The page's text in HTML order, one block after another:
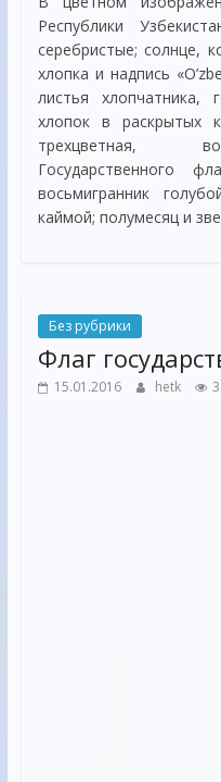
Республики
серебристые; солнце,
хлопка и надпись
листья
хлопок в раскрытых
трехцветная,
Государственного
восьмигранник
каймой; полумесяц и
Без рубрики
Флаг
15.01.2016 hetk